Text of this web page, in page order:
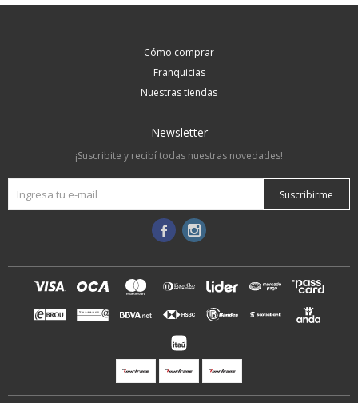
Cómo comprar
Franquicias
Nuestras tiendas
Newsletter
¡Suscribite y recibí todas nuestras novedades!
Suscribirme
 